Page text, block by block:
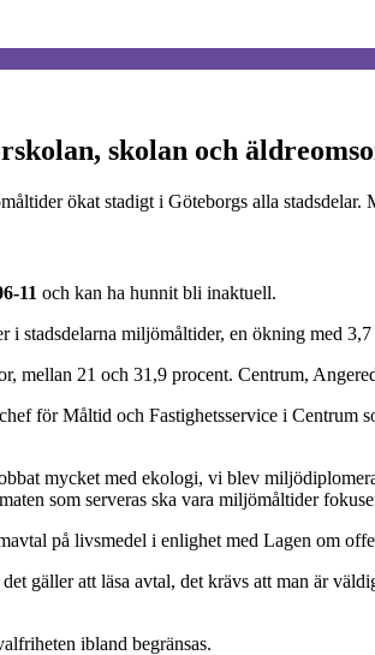
skolan och
ökat stadigt i Göteborgs alla
11 och kan ha hunnit bli inaktuell.
i stadsdelarna miljömåltider, en ökning med
mellan 21 och 31,9 procent. Centrum,
för Måltid och Fastighetsservice i Centrum
mycket med ekologi, vi blev
som serveras ska vara miljömåltider
på livsmedel i enlighet med Lagen om
gäller att läsa avtal, det krävs att man är
ibland begränsas.